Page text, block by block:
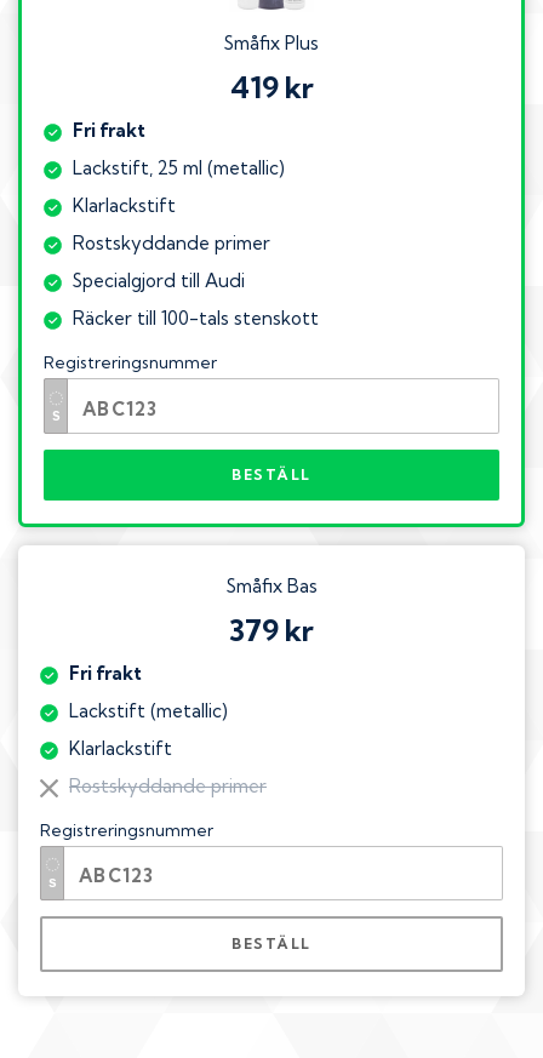
Småfix Plus
419 kr
Fri frakt
Lackstift, 25 ml (metallic)
Klarlackstift
Rostskyddande primer
Specialgjord till Audi
Räcker till 100-tals stenskott
Registreringsnummer
BESTÄLL
Småfix Bas
379 kr
Fri frakt
Lackstift (metallic)
Klarlackstift
Rostskyddande primer
Registreringsnummer
BESTÄLL